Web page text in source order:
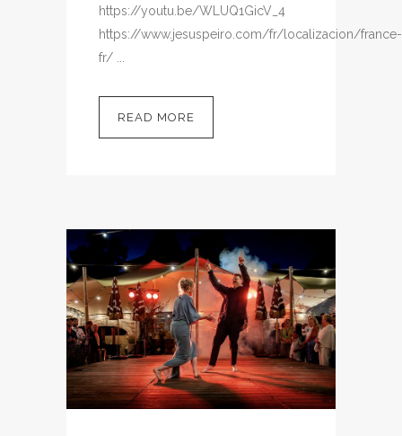
https://youtu.be/WLUQ1GicV_4
https://www.jesuspeiro.com/fr/localizacion/france-
fr/ ...
READ MORE